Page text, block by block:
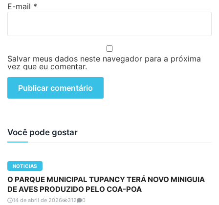
E-mail *
Salvar meus dados neste navegador para a próxima
vez que eu comentar.
Você pode gostar
NOTICIAS
O PARQUE MUNICIPAL TUPANCY TERÁ NOVO MINIGUIA
DE AVES PRODUZIDO PELO COA-POA
14 de abril de 2026 312 0